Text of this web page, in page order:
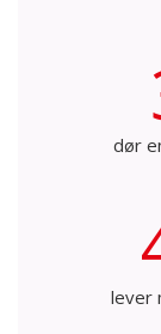
dør
lever